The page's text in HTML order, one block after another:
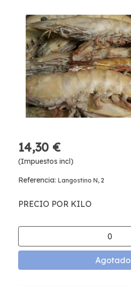
14,30 €
(Impuestos incl)
Referencia: Langostino N, 2
PRECIO POR KILO
Agotado